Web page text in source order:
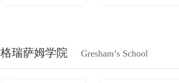
格瑞萨姆学院 Gresham’s School